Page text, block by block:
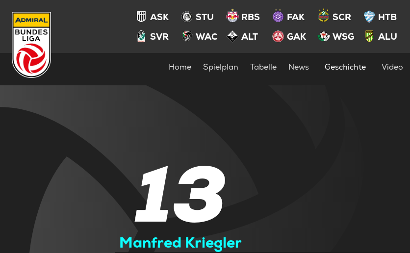
ASK STU RBS FAK SCR
HTB
SVR
WAC ALT GAK WSG ALU
Home Spielplan Tabelle News Geschichte Video
13
Manfred Kriegler